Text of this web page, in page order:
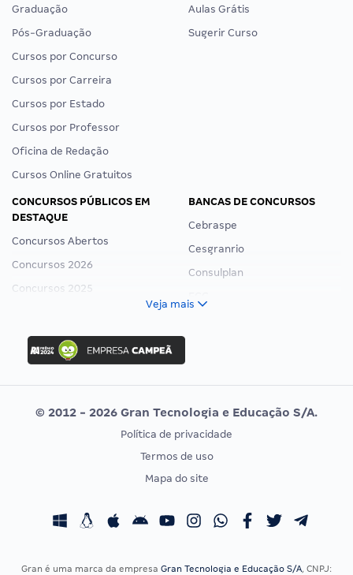
Graduação
Pós-Graduação
Cursos por Concurso
Cursos por Carreira
Cursos por Estado
Cursos por Professor
Oficina de Redação
Cursos Online Gratuitos
Aulas Grátis
Sugerir Curso
CONCURSOS PÚBLICOS EM
DESTAQUE
Concursos Abertos
Concursos 2026
Concursos 2025
Concurso Ibama
Concurso MPU
Editais publicados
BANCAS DE CONCURSOS
Cebraspe
Cesgranrio
Consulplan
Vunesp
CONCURSOS POR PROFISSÃO
Concursos Fiscais
EXAME DE ORDEM
Calendário OAB
Veja mais
© 2012 - 2026 Gran Tecnologia e Educação S/A.
Política de privacidade
Termos de uso
Mapa do site
Gran é uma marca da empresa Gran Tecnologia e Educação S/A, CNPJ: